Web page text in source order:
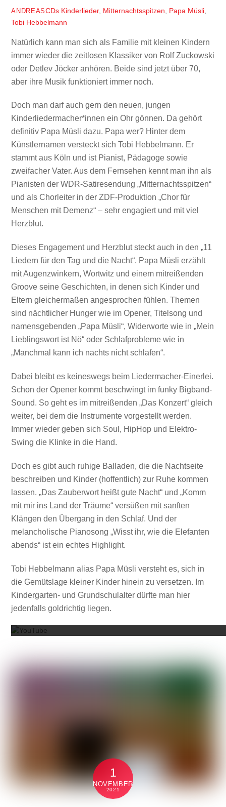
ANDREASCDs Kinderlieder, Mitternachtsspitzen Papa Müsli,
Tobi Hebbelmann
Natürlich kann man sich als Familie mit kleinen Kindern
immer wieder die zeitlosen Klassiker von Rolf Zuckowski
oder Detlev Jöcker anhören. Beide sind jetzt über 70,
aber ihre Musik funktioniert immer noch.
Doch man darf auch gern den neuen, jungen
Kinderliedermacher*innen ein Ohr gönnen. Da gehört
definitiv Papa Müsli dazu. Papa wer? Hinter dem
Künstlernamen versteckt sich Tobi Hebbelmann. Er
stammt aus Köln und ist Pianist, Pädagoge sowie
zweifacher Vater. Aus dem Fernsehen kennt man ihn als
Pianisten der WDR-Satiresendung „Mitternachtsspitzen“
und als Chorleiter in der ZDF-Produktion „Chor für
Menschen mit Demenz“ – sehr engagiert und mit viel
Herzblut.
Dieses Engagement und Herzblut steckt auch in den „11
Liedern für den Tag und die Nacht“. Papa Müsli erzählt
mit Augenzwinkern, Wortwitz und einem mitreißenden
Groove seine Geschichten, in denen sich Kinder und
Eltern gleichermaßen angesprochen fühlen. Themen
sind nächtlicher Hunger wie im Opener, Titelsong und
namensgebenden „Papa Müsli“, Widerworte wie in „Mein
Lieblingswort ist Nö“ oder Schlafprobleme wie in
„Manchmal kann ich nachts nicht schlafen“.
Dabei bleibt es keineswegs beim Liedermacher-Einerlei.
Schon der Opener kommt beschwingt im funky Bigband-
Sound. So geht es im mitreißenden „Das Konzert“ gleich
weiter, bei dem die Instrumente vorgestellt werden.
Immer wieder geben sich Soul, HipHop und Elektro-
Swing die Klinke in die Hand.
Doch es gibt auch ruhige Balladen, die die Nachtseite
beschreiben und Kinder (hoffentlich) zur Ruhe kommen
lassen. „Das Zauberwort heißt gute Nacht“ und „Komm
mit mir ins Land der Träume“ versüßen mit sanften
Klängen den Übergang in den Schlaf. Und der
melancholische Pianosong „Wisst ihr, wie die Elefanten
abends“ ist ein echtes Highlight.
Tobi Hebbelmann alias Papa Müsli versteht es, sich in
die Gemütslage kleiner Kinder hinein zu versetzen. Im
Kindergarten- und Grundschulalter dürfte man hier
jedenfalls goldrichtig liegen.
1
NOVEMBER
2021